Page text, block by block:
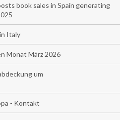
book sales in Spain generating
Italy
Monat März 2026
um
- Kontakt